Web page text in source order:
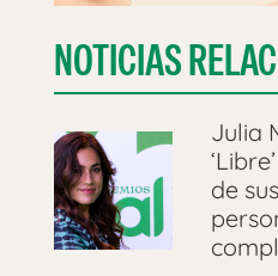
NOTICIAS
Julia
de